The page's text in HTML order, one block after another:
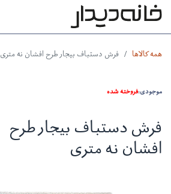
همه کالاها فرش دستباف بیجار طرح افشان نه متری
موجودی:فروخته شده
فرش دستباف بیجار طرح
افشان نه متری